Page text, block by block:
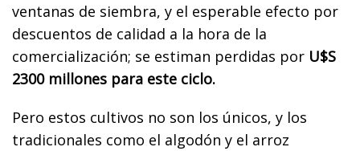
ventanas de siembra, y el esperable efecto por
descuentos de calidad a la hora de la
comercialización; se estiman perdidas por U$S
2300 millones para este ciclo.
Pero estos cultivos no son los únicos, y los
tradicionales como el algodón y el arroz